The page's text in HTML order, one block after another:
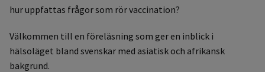
hur uppfattas frågor som rör vaccination?
Välkommen till en föreläsning som ger en inblick i
hälsoläget bland svenskar med asiatisk och afrikansk
bakgrund.